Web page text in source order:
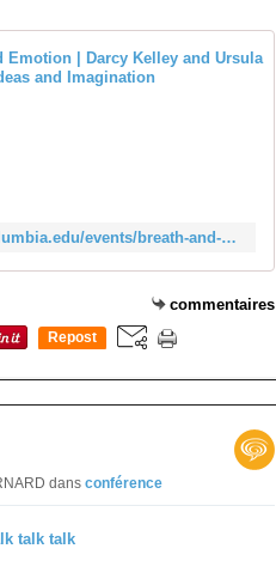
https://ideasimagination.columbia.edu/events/breath-and-body-mind-and-emotion
commentaires
Repost
dans conférence